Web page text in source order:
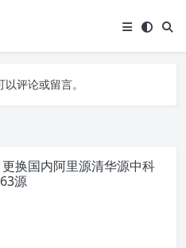
以评论或留言。
评论或留言。
换国内阿里源清华源中科
源